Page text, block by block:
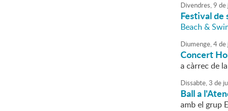
Divendres,9 de
Festival de
Beach &
Diumenge,4de
Concert
a càrrec de
Dissabte,3 de
Ball a
amb el grup